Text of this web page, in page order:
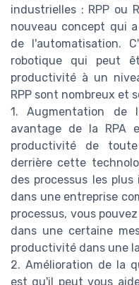
industrielles : RPP ou
nouveau concept qui
de l'automatisation.
robotique qui peut
productivité à un
RPP sont nombreux et
1. Augmentation de
avantage de la RPA
productivité de
derrière cette
des processus les
dans une entreprise
processus, vous
dans une certaine
productivité dans une
2. Amélioration de la
est qu'il peut vous